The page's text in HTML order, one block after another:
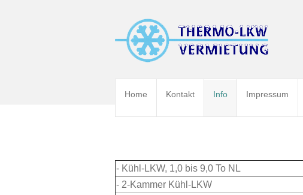
Home Kontakt Info Impressum
- Kühl-LKW, 1,0 bis 9,0 To NL
- 2-Kammer Kühl-LKW